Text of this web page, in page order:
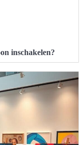
inschakelen?